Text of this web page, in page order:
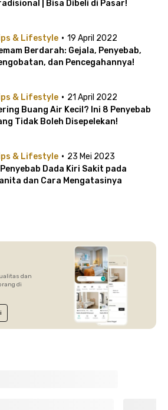
| Bisa Dibeli di Pasar!
& Lifestyle · 19 April 2022
Berdarah: Gejala, Penyebab,
dan Pencegahannya!
& Lifestyle · 21 April 2022
Buang Air Kecil? Ini 8 Penyebab
Tidak Boleh Disepelekan!
& Lifestyle · 23 Mei 2023
Dada Kiri Sakit pada
dan Cara Mengatasinya
dan
di